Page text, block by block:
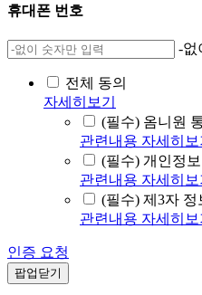
휴대폰 번호
-없
전체 동의
자세히보기
(필수) 옴니원
관련내용 자세히보
(필수) 개인정
관련내용 자세히보
(필수) 제3자 정
관련내용 자세히보
인증 요청
팝업닫기